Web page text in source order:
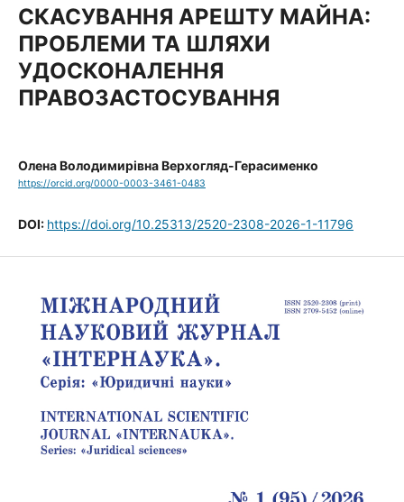
СКАСУВАННЯ АРЕШТУ МАЙНА:
ПРОБЛЕМИ ТА ШЛЯХИ
УДОСКОНАЛЕННЯ
ПРАВОЗАСТОСУВАННЯ
Олена Володимирівна Верхогляд-Герасименко
https://orcid.org/0000-0003-3461-0483
DOI: https://doi.org/10.25313/2520-2308-2026-1-11796